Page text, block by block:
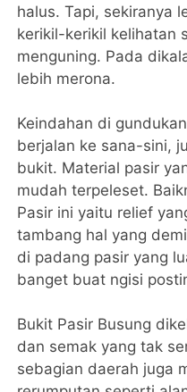
halus. Tapi, sekiranya
kerikil-kerikil kelihatan
menguning. Pada
lebih merona.
Keindahan di
berjalan ke sana-sini,
bukit. Material pasir
mudah terpeleset.
Pasir ini yaitu relief
tambang hal yang
di padang pasir yang
banget buat ngisi
Bukit Pasir Busung
dan semak yang tak
sebagian daerah juga